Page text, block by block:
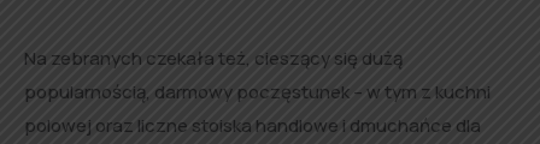
Na zebranych czekała też, cieszący się dużą
popularnością, darmowy poczęstunek – w tym z kuchni
polowej oraz liczne stoiska handlowe i dmuchańce dla